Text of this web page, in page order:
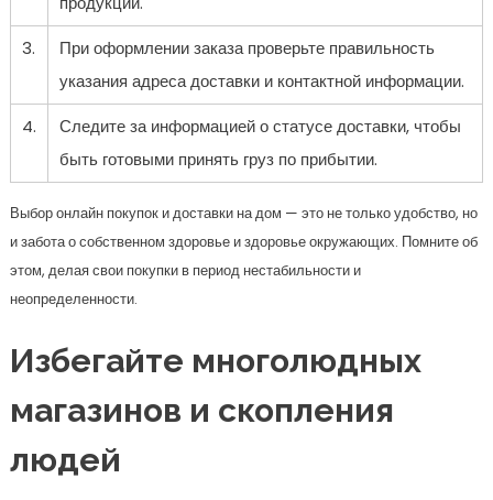
3.
При оформлении заказа проверьте правильность
указания адреса доставки и контактной информации.
4.
Следите за информацией о статусе доставки, чтобы
быть готовыми принять груз по прибытии.
Выбор онлайн покупок и доставки на дом — это не только удобство, но
и забота о собственном здоровье и здоровье окружающих. Помните об
этом, делая свои покупки в период нестабильности и
неопределенности.
Избегайте многолюдных
магазинов и скопления
людей